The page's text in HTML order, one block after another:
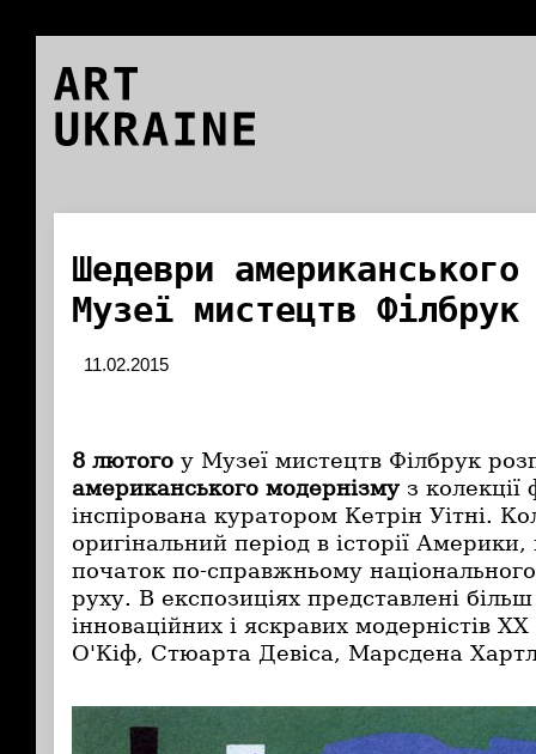
ART
UKRAINE
Шедеври
Музеї мистецтв Філбрук
11.02.2015
8 лютого у Музеї мистецтв Філбрук
американського модернізмуз колекції
інспірована куратором Кетрін Уітні.
оригінальний період в історії
початок по-справжньому
руху. В експозиціях представлені
інноваційних і яскравих модерністів
О'Кіф, Стюарта Девіса, Марсдена